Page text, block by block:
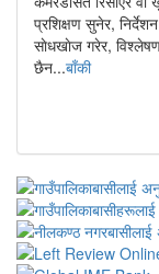
प्रशिक्षण सुनेर,
साेधखाेज गरेर,
छैन...बाँकी